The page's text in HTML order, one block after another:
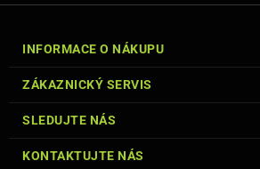
INFORMACE O NÁKUPU
ZÁKAZNICKÝ SERVIS
SLEDUJTE NÁS
KONTAKTUJTE NÁS